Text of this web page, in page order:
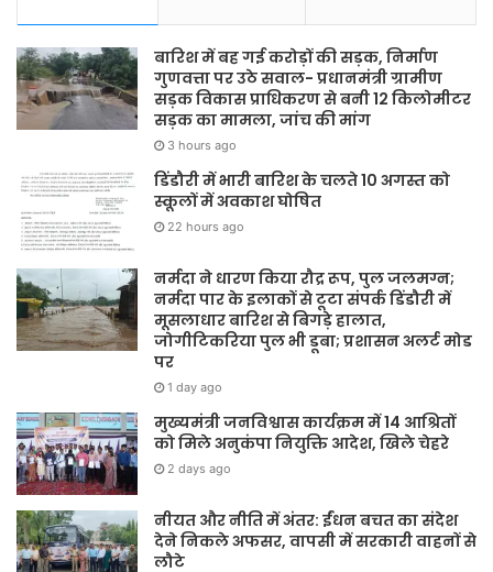
बारिश में बह गई करोड़ों की सड़क, निर्माण
गुणवत्ता पर उठे सवाल- प्रधानमंत्री ग्रामीण
सड़क विकास प्राधिकरण से बनी 12 किलोमीटर
सड़क का मामला, जांच की मांग
3 hours ago
डिंडौरी में भारी बारिश के चलते 10 अगस्त को
स्कूलों में अवकाश घोषित
22 hours ago
नर्मदा ने धारण किया रौद्र रूप, पुल जलमग्न;
नर्मदा पार के इलाकों से टूटा संपर्क डिंडौरी में
मूसलाधार बारिश से बिगड़े हालात,
जोगीटिकरिया पुल भी डूबा; प्रशासन अलर्ट मोड
पर
1 day ago
मुख्यमंत्री जनविश्वास कार्यक्रम में 14 आश्रितों
को मिले अनुकंपा नियुक्ति आदेश, खिले चेहरे
2 days ago
नीयत और नीति में अंतर: ईंधन बचत का संदेश
देने निकले अफसर, वापसी में सरकारी वाहनों से
लौटे